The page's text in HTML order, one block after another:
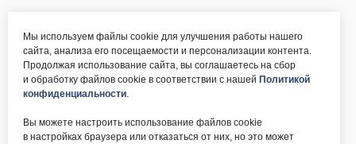
Мы используем файлы cookie для улучшения работы нашего
сайта, анализа его посещаемости и персонализации контента.
Продолжая использование сайта, вы соглашаетесь на сбор
и обработку файлов cookie в соответствии с нашей Политикой
конфиденциальности.
Вы можете настроить использование файлов cookie
в настройках браузера или отказаться от них, но это может